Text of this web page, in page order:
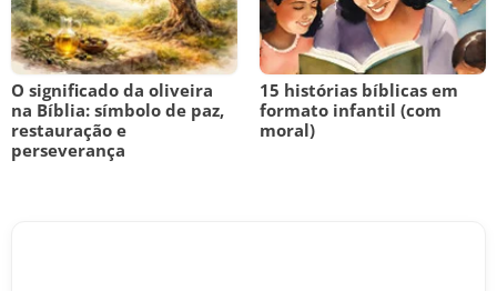
O significado da oliveira
na Bíblia: símbolo de paz,
restauração e
perseverança
15 histórias bíblicas em
formato infantil (com
moral)